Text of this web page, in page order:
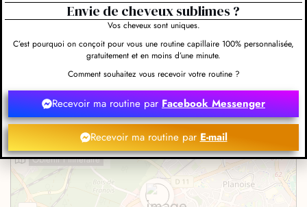
Evaluez-nous et rédigez un commentaire
Obtenir l'itinéraire
Envie de cheveux sublimes ?
Vos cheveux sont uniques.
C’est pourquoi on conçoit pour vous une routine capillaire 100% personnalisée,
gratuitement et en moins d’une minute.
Comment souhaitez vous recevoir votre routine ?
Recevoir ma routine parFacebook Messenger
Recevoir ma routine par E-mail